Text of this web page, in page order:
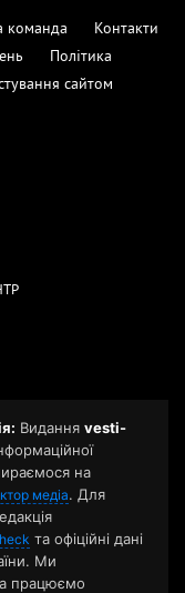
команда
Контакти
Політика
сайтом
Видання vesti-
на
медіа. Для
та офіційні дані
Ми
працюємо